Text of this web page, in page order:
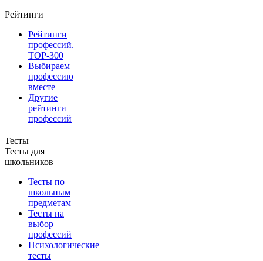
Рейтинги
Рейтинги
профессий.
TOP-300
Выбираем
профессию
вместе
Другие
рейтинги
профессий
Тесты
Тесты для
школьников
Тесты по
школьным
предметам
Тесты на
выбор
профессий
Психологические
тесты